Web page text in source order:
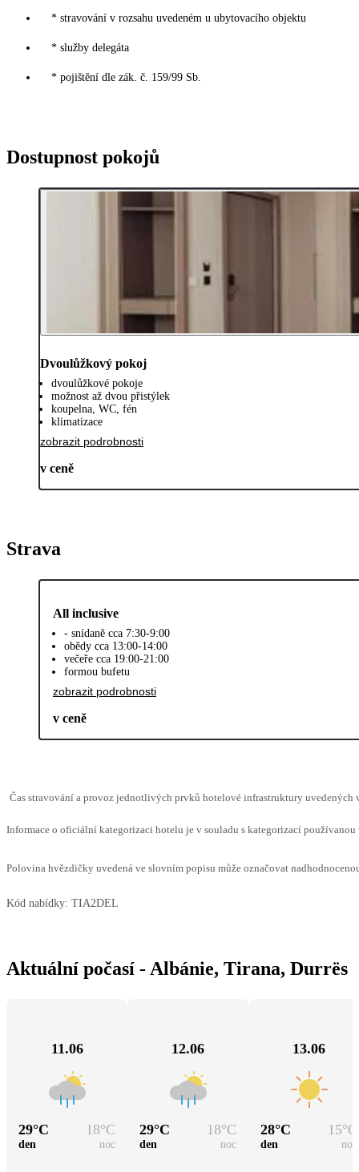
* stravování v rozsahu uvedeném u ubytovacího objektu
* služby delegáta
* pojištění dle zák. č. 159/99 Sb.
Dostupnost pokojů
Dvoulůžkový pokoj
dvoulůžkové pokoje
možnost až dvou přistýlek
koupelna, WC, fén
klimatizace
zobrazit podrobnosti
v ceně
Strava
All inclusive
- snídaně cca 7:30-9:00
obědy cca 13:00-14:00
večeře cca 19:00-21:00
formou bufetu
zobrazit podrobnosti
v ceně
Čas stravování a provoz jednotlivých prvků hotelové infrastruktury uvedených
Informace o oficiální kategorizaci hotelu je v souladu s kategorizací
Polovina hvězdičky uvedená ve slovním popisu může označovat
Kód nabídky: TIA2DEL
Aktuální počasí - Albánie, Tirana, Durrës
11.06
29°C 18°C
den noc
12.06
29°C 18°C
den noc
13.06
28°C 15°C
den noc